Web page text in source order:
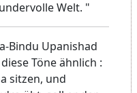
Welt. "
Bindu Upanishad
Töne ähnlich :
sitzen, und